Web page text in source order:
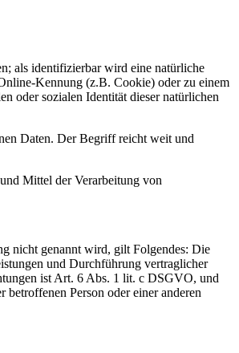
als identifizierbar wird eine natürliche
Kennung (z.B. Cookie) oder zu einem
oder sozialen Identität dieser natürlichen
Daten. Der Begriff reicht weit und
Mittel der Verarbeitung von
nicht genannt wird, gilt Folgendes: Die
und Durchführung vertraglicher
ist Art. 6 Abs. 1 lit. c DSGVO, und
Person oder einer anderen